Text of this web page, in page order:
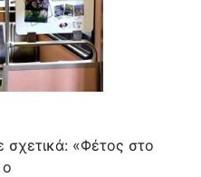
«Φέτος στο